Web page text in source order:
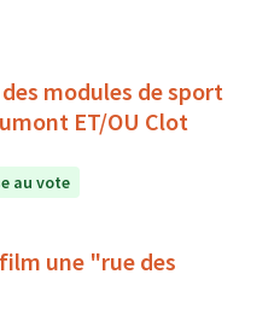
modules de sport
ET/OU Clot
au vote
une "rue des